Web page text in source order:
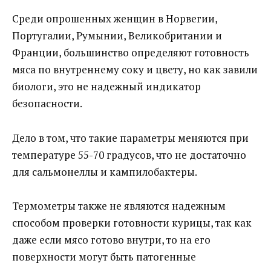
Среди опрошенных женщин в Норвегии,
Португалии, Румынии, Великобритании и
Франции, большинство определяют готовность
мяса по внутреннему соку и цвету, но как завили
биологи, это не надежный индикатор
безопасности.
Дело в том, что такие параметры меняются при
температуре 55-70 градусов, что не достаточно
для сальмонеллы и кампилобактеры.
Термометры также не являются надежным
способом проверки готовности курицы, так как
даже если мясо готово внутри, то на его
поверхности могут быть патогенные